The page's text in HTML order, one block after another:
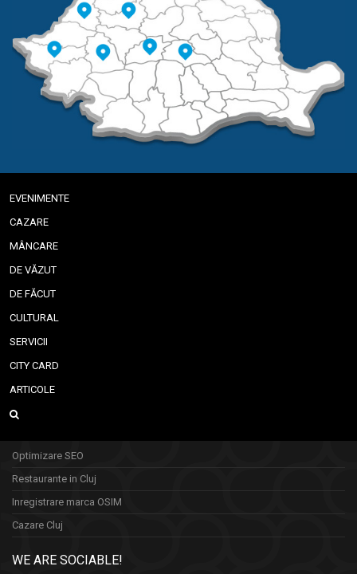
EVENIMENTE
CAZARE
MÂNCARE
DE VĂZUT
DE FĂCUT
CULTURAL
SERVICII
CITY CARD
ARTICOLE
Optimizare SEO
Restaurante in Cluj
Inregistrare marca OSIM
Cazare Cluj
WE ARE SOCIABLE!